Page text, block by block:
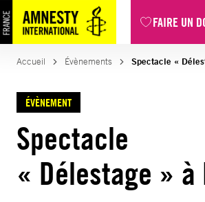
FAIRE UN
Accueil Évènements Spectacle «
ÉVÈNEMENT
Spectacle
« Délestage » à